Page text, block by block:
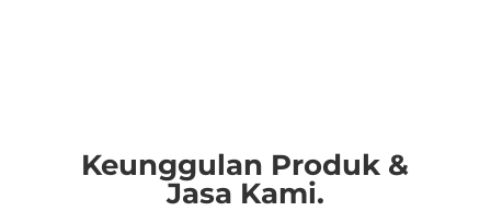
Keunggulan Produk &
Jasa Kami.